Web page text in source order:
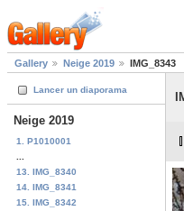
Gallery Neige 2019 IMG_8343
Lancer un diaporama
Neige 2019
1. P1010001
13. IMG_8340
14. IMG_8341
15. IMG_8342